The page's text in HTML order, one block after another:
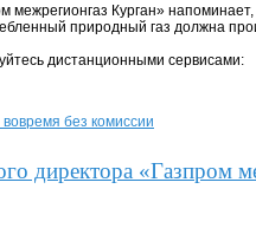
Курган»
природный газ должна
дистанционными сервисами:
без комиссии
директора «Газпром